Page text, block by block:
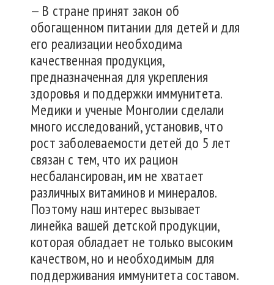
— В стране принят закон об
обогащенном питании для детей и для
его реализации необходима
качественная продукция,
предназначенная для укрепления
здоровья и поддержки иммунитета.
Медики и ученые Монголии сделали
много исследований, установив, что
рост заболеваемости детей до 5 лет
связан с тем, что их рацион
несбалансирован, им не хватает
различных витаминов и минералов.
Поэтому наш интерес вызывает
линейка вашей детской продукции,
которая обладает не только высоким
качеством, но и необходимым для
поддерживания иммунитета составом.